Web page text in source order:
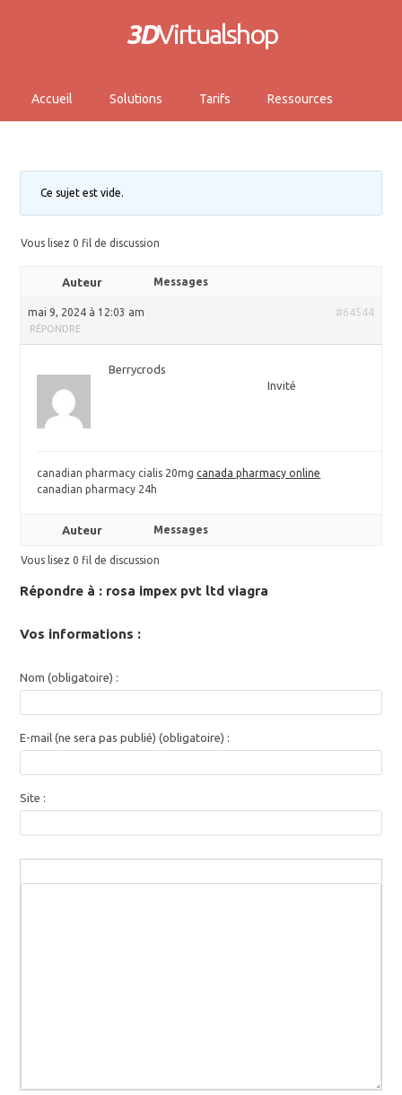
3DVirtualshop
Accueil Solutions Tarifs Ressources
Ce sujet est vide.
Vous lisez 0 fil de discussion
Auteur Messages
mai 9, 2024 à 12:03 am #64544
RÉPONDRE
Berrycrods
Invité
canadian pharmacy cialis 20mgcanada pharmacy online
canadian pharmacy 24h
Auteur Messages
Vous lisez 0 fil de discussion
Répondre à : rosa impex pvt ltd viagra
Vos informations :
Nom (obligatoire) :
E-mail (ne sera pas publié) (obligatoire) :
Site :